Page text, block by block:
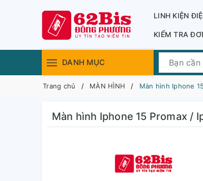
LINH KIỆN
KIỂM TRA
DANH MỤC
Trang chủ MÀN HÌNH Màn hình Iphone
Màn hình Iphone 15 Promax /